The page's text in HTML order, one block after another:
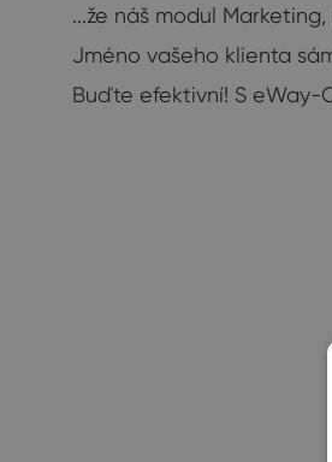
...že náš modul
Jméno vašeho klienta
Buďte efektivní! S eWay-